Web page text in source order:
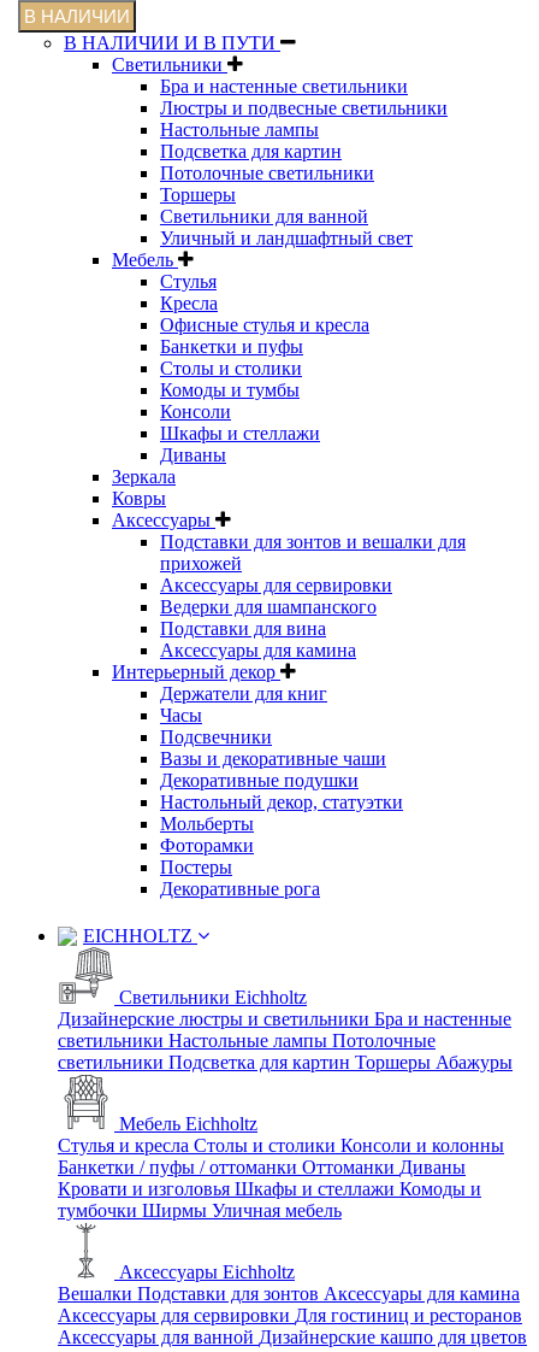
В НАЛИЧИИ
В НАЛИЧИИ И В ПУТИ
Светильники
Бра и настенные светильники
Люстры и подвесные светильники
Настольные лампы
Подсветка для картин
Потолочные светильники
Торшеры
Светильники для ванной
Уличный и ландшафтный свет
Мебель
Стулья
Кресла
Офисные стулья и кресла
Банкетки и пуфы
Столы и столики
Комоды и тумбы
Консоли
Шкафы и стеллажи
Диваны
Зеркала
Ковры
Аксессуары
Подставки для зонтов и вешалки для
прихожей
Аксессуары для сервировки
Ведерки для шампанского
Подставки для вина
Аксессуары для камина
Интерьерный декор
Держатели для книг
Часы
Подсвечники
Вазы и декоративные чаши
Декоративные подушки
Настольный декор, статуэтки
Мольберты
Фоторамки
Постеры
Декоративные рога
EICHHOLTZ
Светильники Eichholtz
Дизайнерские люстры и светильники Бра и настенные
светильники Настольные лампы Потолочные
светильники Подсветка для картин Торшеры Абажуры
Мебель Eichholtz
Стулья и кресла Столы и столики Консоли и колонны
Банкетки / пуфы / оттоманки Оттоманки Диваны
Кровати и изголовья Шкафы и стеллажи Комоды и
тумбочки Ширмы Уличная мебель
Аксессуары Eichholtz
Вешалки Подставки для зонтов Аксессуары для камина
Аксессуары для сервировки Для гостиниц и ресторанов
Аксессуары для ванной Дизайнерские кашпо для цветов